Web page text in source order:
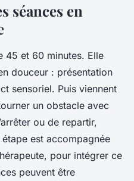
séances en
45 et 60 minutes. Elle
douceur : présentation
sensoriel. Puis viennent
un obstacle avec
ou de repartir,
est accompagnée
pour intégrer ce
peuvent être